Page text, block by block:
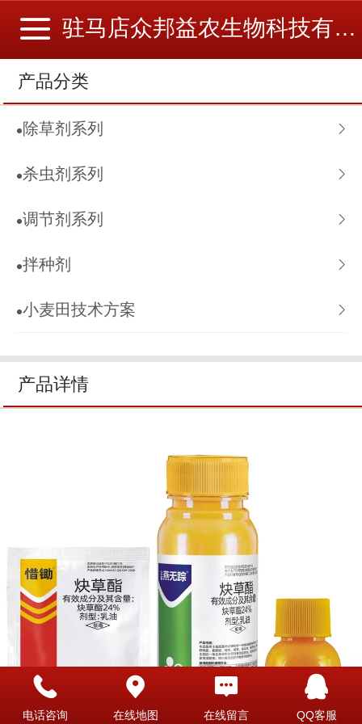
驻马店众邦益农生物科技有限公司
产品分类
除草剂系列
杀虫剂系列
调节剂系列
拌种剂
小麦田技术方案
产品详情
电话咨询 在线地图 在线留言 QQ客服